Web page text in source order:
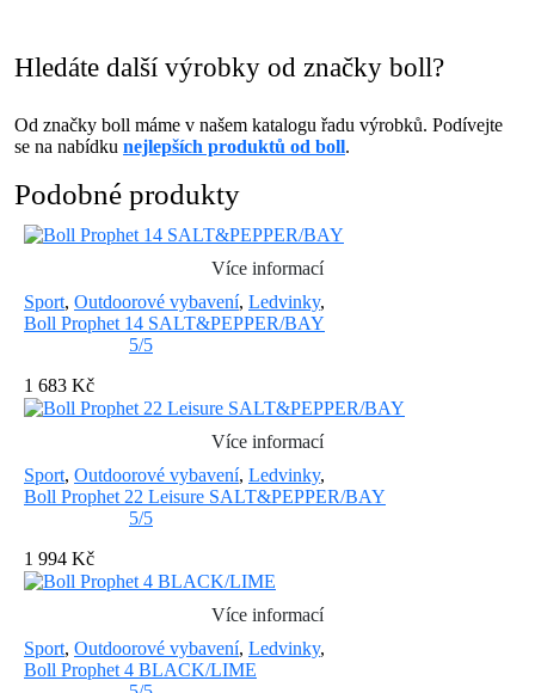
Hledáte další výrobky od značky boll?
Od značky boll máme v našem katalogu řadu výrobků. Podívejte
se na nabídku nejlepších produktů od boll.
Podobné produkty
Více informací
Sport, Outdoorové vybavení, Ledvinky,
Boll Prophet 14 SALT&PEPPER/BAY
5/5
1 683 Kč
Více informací
Sport, Outdoorové vybavení, Ledvinky,
Boll Prophet 22 Leisure SALT&PEPPER/BAY
5/5
1 994 Kč
Více informací
Sport, Outdoorové vybavení, Ledvinky,
Boll Prophet 4 BLACK/LIME